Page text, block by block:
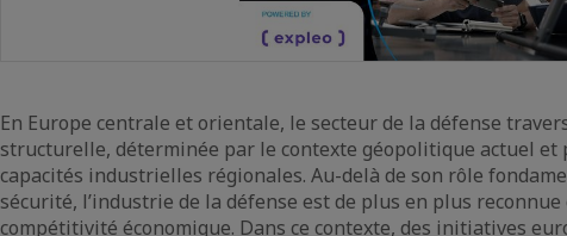
En Europe centrale et orientale, le secteur de la défense
structurelle, déterminée par le contexte géopolitique actuel et
capacités industrielles régionales. Au-delà de son rôle
sécurité, l’industrie de la défense est de plus en plus
compétitivité économique. Dans ce contexte, des initiatives